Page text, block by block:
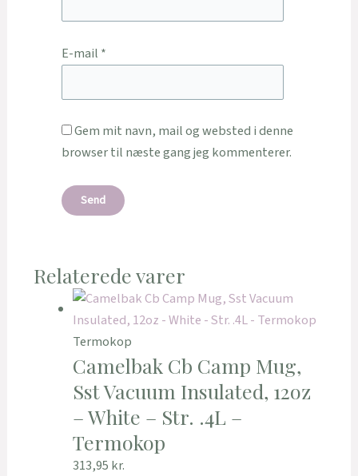
E-mail *
Gem mit navn, mail og websted i denne
browser til næste gang jeg kommenterer.
Relaterede varer
Termokop
Camelbak Cb Camp Mug,
Sst Vacuum Insulated, 12oz
– White – Str. .4L –
Termokop
313,95 kr.